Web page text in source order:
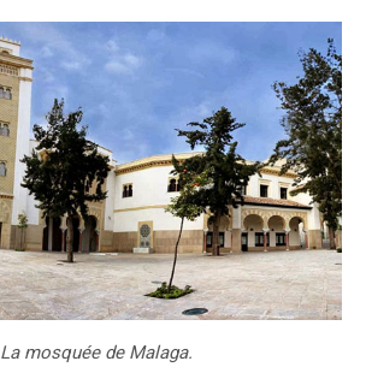
La mosquée de Malaga.